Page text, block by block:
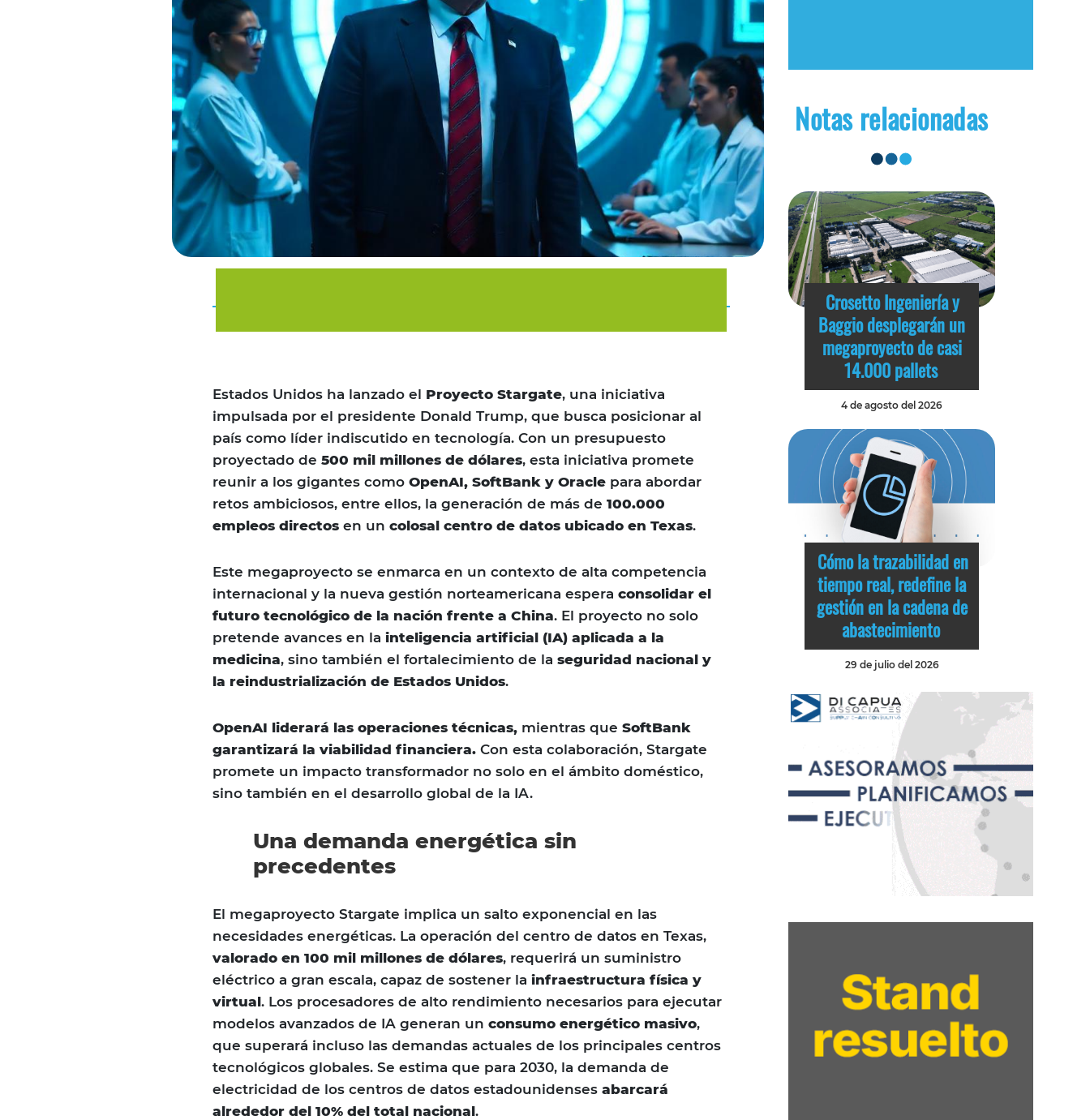
Estados Unidos ha lanzado el Proyecto Stargate, una iniciativa
impulsada por el presidente Donald Trump, que busca posicionar al
país como líder indiscutido en tecnología. Con un presupuesto
proyectado de 500 mil millones de dólares, esta iniciativa promete
reunir a los gigantes como OpenAI, SoftBank y Oracle para abordar
retos ambiciosos, entre ellos, la generación de más de 100.000
empleos directos en un colosal centro de datos ubicado en Texas.
Este megaproyecto se enmarca en un contexto de alta competencia
internacional y la nueva gestión norteamericana espera consolidar el
futuro tecnológico de la nación frente a China. El proyecto no solo
pretende avances en la inteligencia artificial (IA) aplicada a la
medicina, sino también el fortalecimiento de la seguridad nacional y
la reindustrialización de Estados Unidos.
OpenAI liderará las operaciones técnicas, mientras que SoftBank
garantizará la viabilidad financiera. Con esta colaboración, Stargate
promete un impacto transformador no solo en el ámbito doméstico,
sino también en el desarrollo global de la IA.
Una demanda energética sin
precedentes
El megaproyecto Stargate implica un salto exponencial en las
necesidades energéticas. La operación del centro de datos en Texas,
valorado en 100 mil millones de dólares, requerirá un suministro
eléctrico a gran escala, capaz de sostener la infraestructura física y
virtual. Los procesadores de alto rendimiento necesarios para ejecutar
modelos avanzados de IA generan un consumo energético masivo,
que superará incluso las demandas actuales de los principales centros
tecnológicos globales. Se estima que para 2030, la demanda de
electricidad de los centros de datos estadounidenses abarcará
alrededor del 10% del total nacional.
Notas relacionadas
Crosetto Ingeniería y
Baggio desplegarán un
megaproyecto de casi
14.000 pallets
4 de agosto del 2026
Cómo la trazabilidad en
tiempo real, redefine la
gestión en la cadena de
abastecimiento
29 de julio del 2026